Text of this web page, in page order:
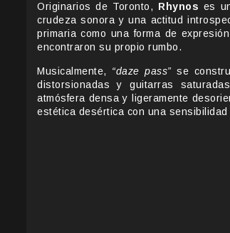
Originarios de Toronto, Rhynos es
crudeza sonora y una actitud
primaria como una forma de
encontraron su propio rumbo.
Musicalmente, “daze pass” se
distorsionadas y guitarras
atmósfera densa y ligeramente
estética desértica con una sensibilidad